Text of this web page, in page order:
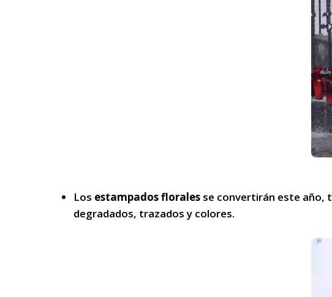
Los estampados florales se convertirán este año,
degradados, trazados y colores.